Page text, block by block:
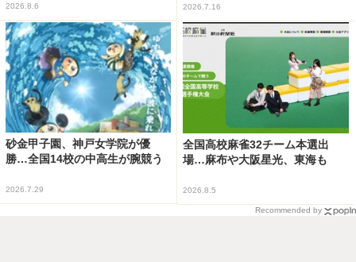
2026.8.6 2026.7.16
砂金甲子園、神戸女学院が優
勝…全国14校の中高生が腕競う
2026.7.29
全国高校麻雀32チーム本選出
場…麻布や大阪星光、東海も
2026.8.5
Recommended by